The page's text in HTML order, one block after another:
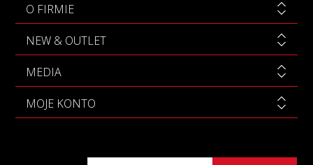
O FIRMIE
NEW & OUTLET
MEDIA
MOJE KONTO